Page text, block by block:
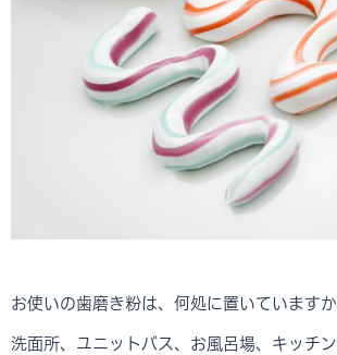
お使いの歯磨き粉は、何処に置いていますか
洗面所、ユニットバス、お風呂場、キッチン